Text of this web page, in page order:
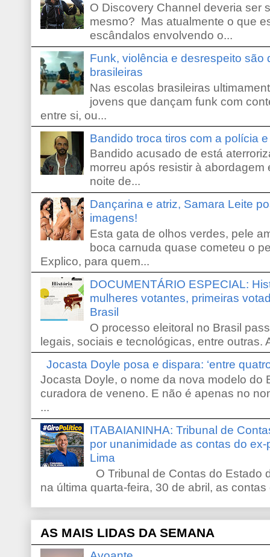
O Discovery Channel deveria ser
mesmo? Mas atualmente o que
escândalos envolvendo o...
Funk, violência e desrespeito são
brasileiras
Nas escolas brasileiras
jovens que dançam funk com
entre si, ou...
Bandido troca tiros com a polícia
Bandido acusado de está
morreu após resistir à
noite de...
Dançarina e atriz, Samara Leite
imagens!
Esta gata de olhos verdes, pele
boca carnuda quase cometeu o
Explico, para quem...
DOCUMENTÁRIO ESPECIAL:
mulheres votantes, primeiras
Brasil
O processo eleitoral no Brasil
legais, sociais e tecnológicas, entre outras.
Jocasta Doyle posa e dispara: ‘entre
Jocasta Doyle, o nome da nova modelo do
curadora de veneno. E não é apenas no
...
ITABAIANINHA: Tribunal de
por unanimidade as contas do
Lima
O Tribunal de Contas do Estado
na última quarta-feira, 30 de abril, as
AS MAIS LIDAS DA SEMANA